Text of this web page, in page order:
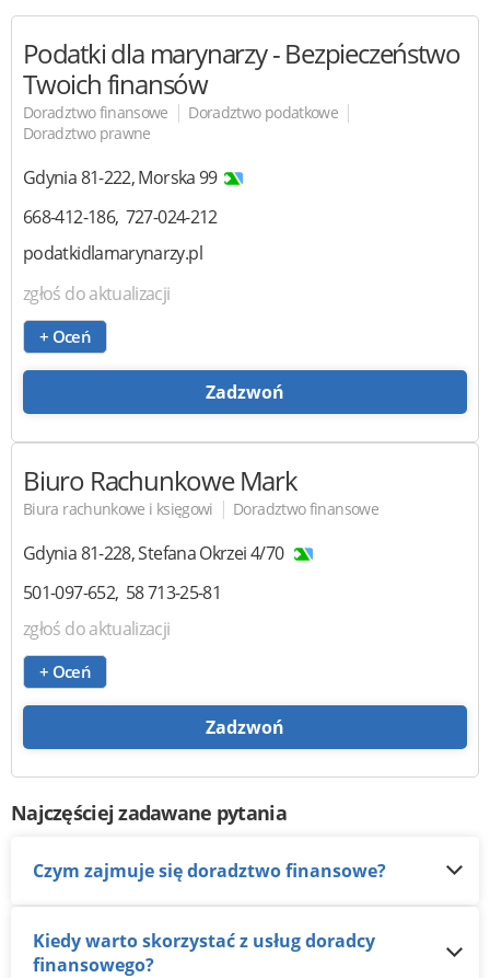
Podatki dla marynarzy- Bezpieczeństwo
Twoich finansów
Doradztwo finansowe | Doradztwo podatkowe |
Doradztwo prawne
Gdynia81-222,Morska 99
668-412-186 727-024-212
podatkidlamarynarzy.pl
zgłoś do aktualizacji
+ Oceń
Zadzwoń
Biuro Rachunkowe Mark
Biura rachunkowe i księgowi | Doradztwo finansowe
Gdynia81-228,Stefana Okrzei 4/70
501-097-652 58 713-25-81
zgłoś do aktualizacji
+ Oceń
Zadzwoń
Najczęściej zadawane pytania
Czym zajmuje się doradztwo finansowe?
Kiedy warto skorzystać z usług doradcy
finansowego?